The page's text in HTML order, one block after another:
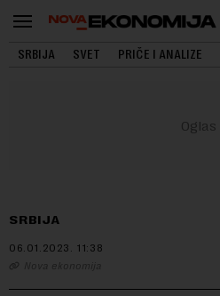
SRBIJA SVET PRIČE I ANALIZE
SRBIJA
06.01.2023. 11:38
Nova ekonomija